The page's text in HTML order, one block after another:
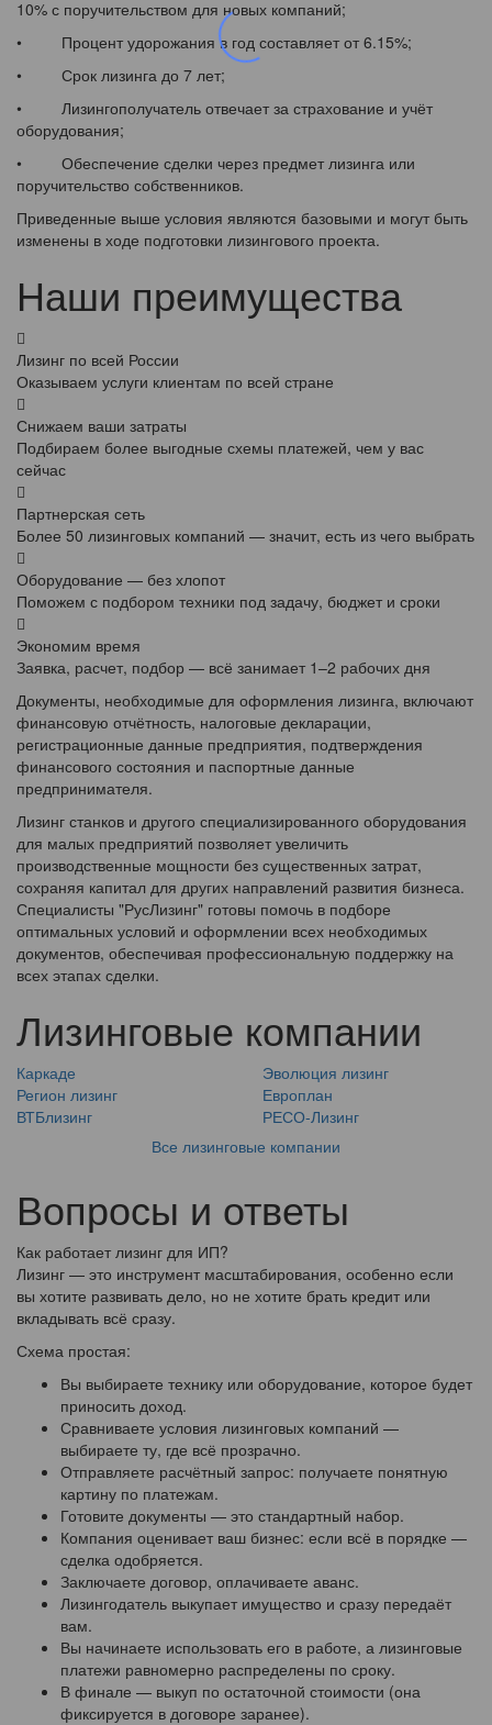
10% с поручительством для новых компаний;
• Процент удорожания в год составляет от 6.15%;
• Срок лизинга до 7 лет;
• Лизингополучатель отвечает за страхование и учёт
оборудования;
• Обеспечение сделки через предмет лизинга или
поручительство собственников.
Приведенные выше условия являются базовыми и могут быть
изменены в ходе подготовки лизингового проекта.
Наши преимущества
Лизинг по всей России
Оказываем услуги клиентам по всей стране
Снижаем ваши затраты
Подбираем более выгодные схемы платежей, чем у вас
сейчас
Партнерская сеть
Более 50 лизинговых компаний — значит, есть из чего выбрать
Оборудование — без хлопот
Поможем с подбором техники под задачу, бюджет и сроки
Экономим время
Заявка, расчет, подбор — всё занимает 1–2 рабочих дня
Документы, необходимые для оформления лизинга, включают
финансовую отчётность, налоговые декларации,
регистрационные данные предприятия, подтверждения
финансового состояния и паспортные данные
предпринимателя.
Лизинг станков и другого специализированного оборудования
для малых предприятий позволяет увеличить
производственные мощности без существенных затрат,
сохраняя капитал для других направлений развития бизнеса.
Специалисты "РусЛизинг" готовы помочь в подборе
оптимальных условий и оформлении всех необходимых
документов, обеспечивая профессиональную поддержку на
всех этапах сделки.
Лизинговые компании
Каркаде
Эволюция лизинг
Регион лизинг
Европлан
ВТБлизинг
РЕСО-Лизинг
Все лизинговые компании
Вопросы и ответы
Как работает лизинг для ИП?
Лизинг — это инструмент масштабирования, особенно если
вы хотите развивать дело, но не хотите брать кредит или
вкладывать всё сразу.
Схема простая:
Вы выбираете технику или оборудование, которое будет
приносить доход.
Сравниваете условия лизинговых компаний —
выбираете ту, где всё прозрачно.
Отправляете расчётный запрос: получаете понятную
картину по платежам.
Готовите документы — это стандартный набор.
Компания оценивает ваш бизнес: если всё в порядке —
сделка одобряется.
Заключаете договор, оплачиваете аванс.
Лизингодатель выкупает имущество и сразу передаёт
вам.
Вы начинаете использовать его в работе, а лизинговые
платежи равномерно распределены по сроку.
В финале — выкуп по остаточной стоимости (она
фиксируется в договоре заранее).